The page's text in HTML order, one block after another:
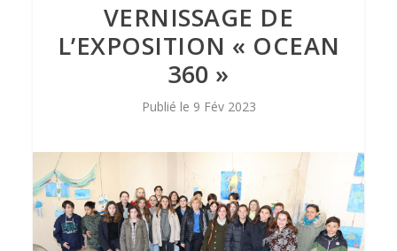
VERNISSAGE DE
L’EXPOSITION « OCEAN
360 »
9 Fév 2023